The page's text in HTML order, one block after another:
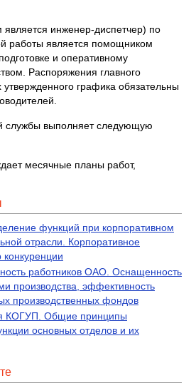
инженер-диспетчер) по
работы является помощником
и оперативному
Распоряжения главного
утвержденного графика обязательны
службы выполняет следующую
месячные планы работ,
функций при корпоративном
отрасли. Корпоративное
работников ОАО. Оснащенность
производства, эффективность
производственных фондов
КОГУП. Общие принципы
основных отделов и их